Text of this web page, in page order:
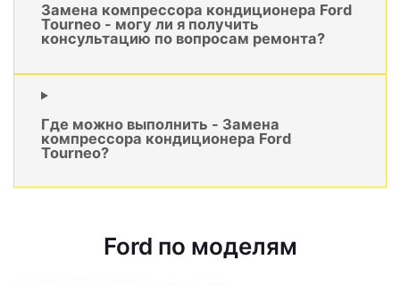
Замена компрессора кондиционера Ford
Tourneo - могу ли я получить
консультацию по вопросам ремонта?
Где можно выполнить - Замена
компрессора кондиционера Ford
Tourneo?
Ford по моделям